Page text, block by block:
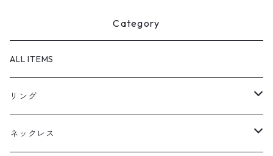
Category
ALL ITEMS
リング
天然石1点ものリング【Gold】（在庫ありのみ絞込）
ネックレス